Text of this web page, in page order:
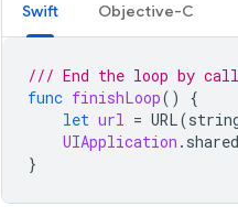
Swift Objective-C
/// End the loop by
func finishLoop()
{
let url = URL(
UIApplication . shared
}